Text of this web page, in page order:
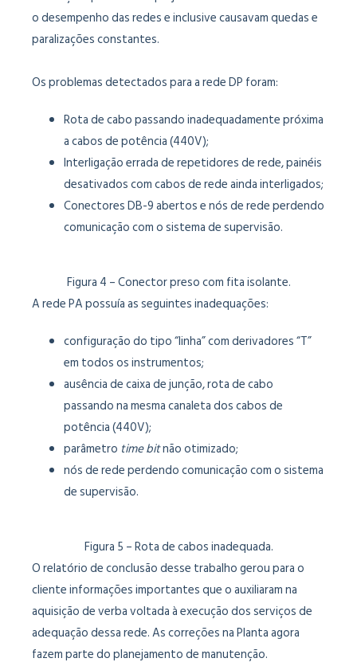
o desempenho das redes e inclusive causavam quedas e
paralizações constantes.
Os problemas detectados para a rede DP foram:
Rota de cabo passando inadequadamente próxima
a cabos de potência (440V);
Interligação errada de repetidores de rede, painéis
desativados com cabos de rede ainda interligados;
Conectores DB-9 abertos e nós de rede perdendo
comunicação com o sistema de supervisão.
Figura 4 – Conector preso com fita isolante.
A rede PA possuía as seguintes inadequações:
configuração do tipo “linha” com derivadores “T”
em todos os instrumentos;
ausência de caixa de junção, rota de cabo
passando na mesma canaleta dos cabos de
potência (440V);
parâmetro time bitnão otimizado;
nós de rede perdendo comunicação com o sistema
de supervisão.
Figura 5 – Rota de cabos inadequada.
O relatório de conclusão desse trabalho gerou para o
cliente informações importantes que o auxiliaram na
aquisição de verba voltada à execução dos serviços de
adequação dessa rede. As correções na Planta agora
fazem parte do planejamento de manutenção.